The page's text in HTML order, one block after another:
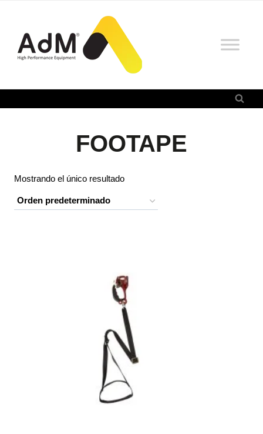
contenido
FOOTAPE
Mostrando el único resultado